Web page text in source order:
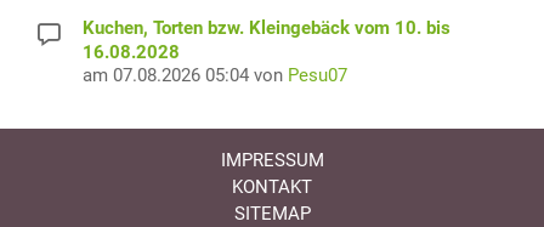
Kuchen, Torten bzw. Kleingebäck vom 10. bis
16.08.2028
am 07.08.2026 05:04 von Pesu07
IMPRESSUM
KONTAKT
SITEMAP